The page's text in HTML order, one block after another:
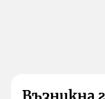
Възникна